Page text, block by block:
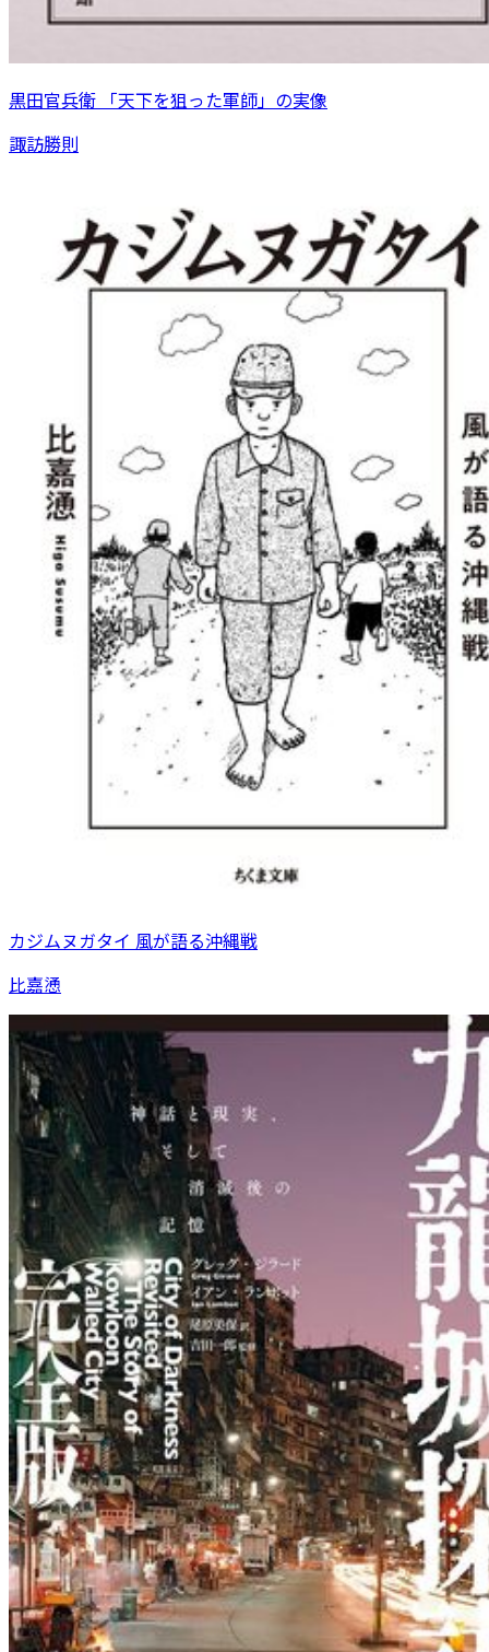
黒田官兵衛 「天下を狙った軍師」の実像
諏訪勝則
カジムヌガタイ 風が語る沖縄戦
比嘉慂